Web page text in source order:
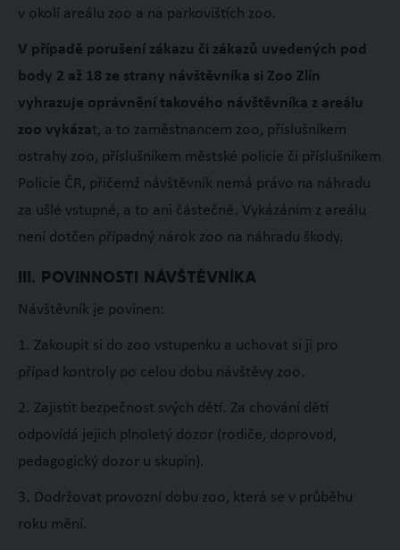
v okolí areálu zoo a na parkovištích zoo.
V případě porušení zákazu či zákazů uvedených pod
body 2 až 18 ze strany návštěvníka si Zoo Zlín
vyhrazuje oprávnění takového návštěvníka z areálu
zoo vykázat, a to zaměstnancem zoo, příslušníkem
ostrahy zoo, příslušníkem městské policie či příslušníkem
Policie ČR, přičemž návštěvník nemá právo na náhradu
za ušlé vstupné, a to ani částečně. Vykázáním z areálu
není dotčen případný nárok zoo na náhradu škody.
III. POVINNOSTI NÁVŠTĚVNÍKA
Návštěvník je povinen:
1. Zakoupit si do zoo vstupenku a uchovat si ji pro
případ kontroly po celou dobu návštěvy zoo.
2. Zajistit bezpečnost svých dětí. Za chování dětí
odpovídá jejich plnoletý dozor (rodiče, doprovod,
pedagogický dozor u skupin).
3. Dodržovat provozní dobu zoo, která se v průběhu
roku mění.